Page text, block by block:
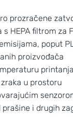
prozračene
HEPA filtrom za
poput
proizvođača
u prostoru
i drugih